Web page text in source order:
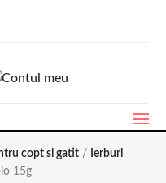
copt si gatit/
Ierburi
15g